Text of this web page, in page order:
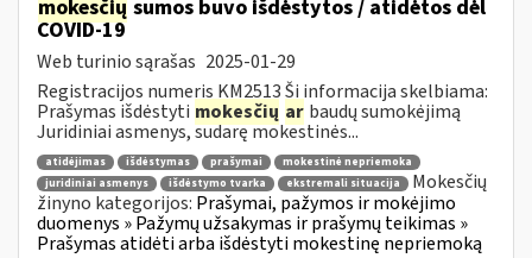
mokesčių sumos buvo išdėstytos / atidėtos dėl
COVID-19
Web turinio sąrašas 2025-01-29
Registracijos numeris KM2513 Ši informacija skelbiama:
Prašymas išdėstyti mokesčių ar baudų sumokėjimą
Juridiniai asmenys, sudarę mokestinės...
atidėjimas išdėstymas prašymai
mokestinė nepriemoka
juridiniai asmenys
išdėstymo tvarka ekstremali situacija
Mokesčių
žinyno kategorijos: Prašymai, pažymos ir mokėjimo
duomenys » Pažymų užsakymas ir prašymų teikimas »
Prašymas atidėti arba išdėstyti mokestinę nepriemoką